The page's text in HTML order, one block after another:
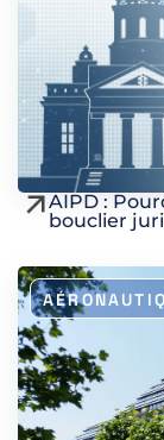
AIPD :
bouclier